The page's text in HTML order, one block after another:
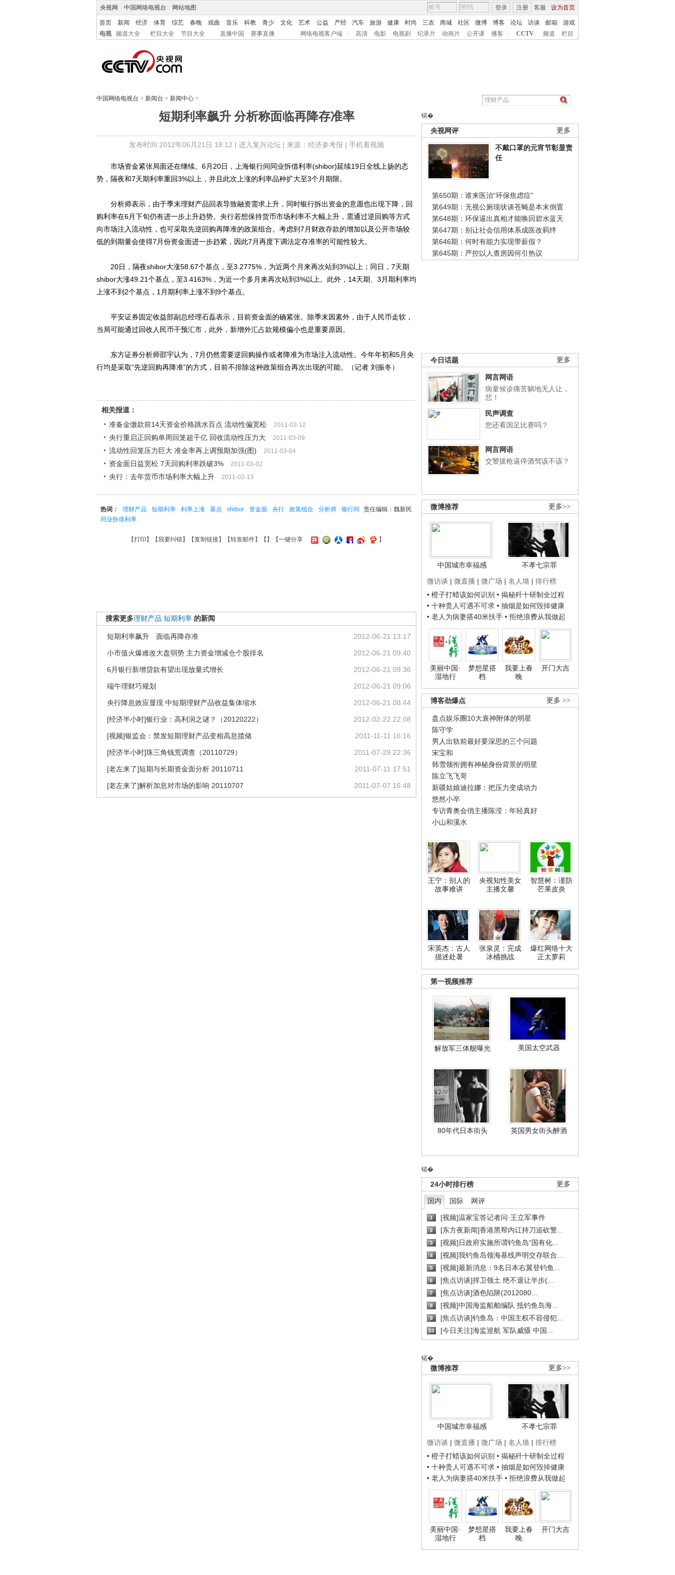
央视网 中国网络电视台 网站地图 客服 设为首页
登录 注册
首页 新闻 经济 体育 综艺 春晚 戏曲 音乐 科教 青少 文化 艺术 公益 产经 汽车 旅游 健康 时尚 三农 商城 社区 微博 博客 论坛 访谈 邮箱
游戏
电视
频道大全 栏目大全 节目大全 直播中国 赛事直播 网络电视客户端 高清 电影 电视剧 纪录片 动画片 公开课 播客 CCTV 频道 栏目
中国网络电视台 > 新闻台 > 新闻中心 >
短期利率飙升 分析称面临再降存准率
发布时间:2012年06月21日 18:12 | 进入复兴论坛| 来源：经济参考报 | 手机看视频
锘�
更多
央视网评
不戴口罩的元宵节彰显责
任
第650期：谁来医治“环保焦虑症”
第649期：无视公厕现状谈苍蝇是本末倒置
第648期：环保逼出真相才能唤回碧水蓝天
第647期：别让社会信用体系成医改羁绊
第646期：何时有能力实现带薪假？
第645期：严控以人查房因何引热议
更多
今日话题
网言网语
病童候诊痛苦躺地无人让，
悲！
民声调查
您还看国足比赛吗？
网言网语
交警拔枪逼停酒驾该不该？
更多>>
微博推荐
中国城市幸福感
不孝七宗罪
微访谈 | 微直播 | 微广场 | 名人墙 | 排行榜
• 橙子打蜡该如何识别 • 揭秘歼十研制全过程
• 十种贵人可遇不可求 • 抽烟是如何毁掉健康
• 老人为病妻搭40米扶手 • 拒绝浪费从我做起
美丽中国·
湿地行
梦想星搭
档
我要上春
晚
开门大吉
更多 >>
博客劲爆点
盘点娱乐圈10大衰神附体的明星
陈守学
男人出轨前最好要深思的三个问题
宋宝和
韩雪领衔拥有神秘身份背景的明星
陈立飞飞哥
新疆姑娘迪拉娜：把压力变成动力
悠然小卒
专访青奥会俏主播陈滢：年轻真好
小山和溪水
王宁：别人的
故事难讲
央视知性美女
主播文馨
智慧树：谨防
芒果皮炎
宋英杰：古人
描述处暑
张泉灵：完成
冰桶挑战
爆红网络十大
正太萝莉
第一视频推荐
解放军三体舰曝光 美国太空武器
80年代日本街头 英国男女街头醉酒
锘�
更多
24小时排行榜
国内 国际 网评
1 [视频]温家宝答记者问·王立军事件
2 [东方夜新闻]香港黑帮内讧持刀追砍警...
3 [视频]日政府实施所谓钓鱼岛“国有化...
4 [视频]我钓鱼岛领海基线声明交存联合...
5 [视频]最新消息：9名日本右翼登钓鱼...
6 [焦点访谈]捍卫领土 绝不退让半步(...
7 [焦点访谈]酒色陷阱(2012080...
8 [视频]中国海监船舶编队 抵钓鱼岛海...
9 [焦点访谈]钓鱼岛：中国主权不容侵犯...
10 [今日关注]海监巡航 军队威慑 中国...
锘�
更多>>
微博推荐
中国城市幸福感
不孝七宗罪
微访谈 | 微直播 | 微广场 | 名人墙 | 排行榜
• 橙子打蜡该如何识别 • 揭秘歼十研制全过程
• 十种贵人可遇不可求 • 抽烟是如何毁掉健康
• 老人为病妻搭40米扶手 • 拒绝浪费从我做起
美丽中国·
湿地行
梦想星搭
档
我要上春
晚
开门大吉
市场资金紧张局面还在继续。6月20日，上海银行间同业拆借利率(shibor)延续19日全线上扬的态
势，隔夜和7天期利率重回3%以上，并且此次上涨的利率品种扩大至3个月期限。
分析师表示，由于季末理财产品回表导致融资需求上升，同时银行拆出资金的意愿也出现下降，回
购利率在6月下旬仍有进一步上升趋势。央行若想保持货币市场利率不大幅上升，需通过逆回购等方式
向市场注入流动性，也可采取先逆回购再降准的政策组合。考虑到7月财政存款的增加以及公开市场较
低的到期量会使得7月份资金面进一步趋紧，因此7月再度下调法定存准率的可能性较大。
20日，隔夜shibor大涨58.67个基点，至3.2775%，为近两个月来再次站到3%以上；同日，7天期
shibor大涨49.21个基点，至3.4163%，为近一个多月来再次站到3%以上。此外，14天期、3月期利率均
上涨不到2个基点，1月期利率上涨不到9个基点。
平安证券固定收益部副总经理石磊表示，目前资金面的确紧张。除季末因素外，由于人民币走软，
当局可能通过回收人民币干预汇市，此外，新增外汇占款规模偏小也是重要原因。
东方证券分析师邵宇认为，7月仍然需要逆回购操作或者降准为市场注入流动性。今年年初和5月央
行均是采取“先逆回购再降准”的方式，目前不排除这种政策组合再次出现的可能。（记者 刘振冬）
相关报道：
准备金缴款前14天资金价格跳水百点 流动性偏宽松
2011-03-12
央行重启正回购单周回笼超千亿 回收流动性压力大 2011-03-09
流动性回笼压力巨大 准金率再上调预期加强(图) 2011-03-04
资金面日益宽松 7天回购利率跌破3% 2011-03-02
央行：去年货币市场利率大幅上升 2011-02-13
责任编辑：魏新民
热词： 理财产品 短期利率 利率上涨 基点 shibor 资金面 央行 政策组合 分析师
银行间
同业拆借利率
【打印 】【我要纠错】【复制链接】【转发邮件】【 】 【一键分享 】
搜索更多理财产品 短期利率 的新闻
2012-06-21 13:17
短期利率飙升 面临再降存准
2012-06-21 09:40
小市值火爆难改大盘弱势 主力资金增减仓个股排名
2012-06-21 09:36
6月银行新增贷款有望出现放量式增长
2012-06-21 09:06
端午理财巧规划
2012-06-21 08:44
央行降息效应显现 中短期理财产品收益集体缩水
2012-02-22 22:08
[经济半小时]银行业：高利润之谜？（20120222）
2011-11-11 16:16
[视频]银监会：禁发短期理财产品变相高息揽储
2011-07-29 22:36
[经济半小时]珠三角钱荒调查（20110729）
2011-07-11 17:51
[老左来了]短期与长期资金面分析 20110711
2011-07-07 16:48
[老左来了]解析加息对市场的影响 20110707